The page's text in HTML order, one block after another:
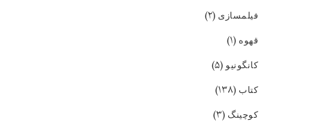
فیلمسازی (۲)
قهوه (۱)
کانگونیو(۵)
کتاب (۱۳۸)
کوچینگ (۳)